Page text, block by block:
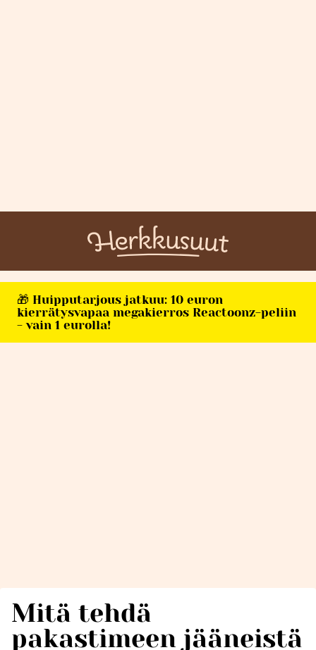
🎁 Huipputarjous jatkuu: 10 euron
kierrätysvapaa megakierros Reactoonz-peliin
- vain 1 eurolla!
Mitä tehdä
pakastimeen jääneistä